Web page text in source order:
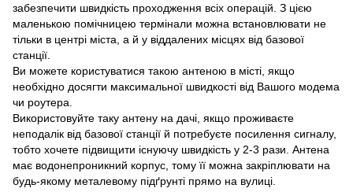
забезпечити швидкість проходження всіх операцій. З цією
маленькою помічницею термінали можна встановлювати не
тільки в центрі міста, а й у віддалених місцях від базової
станції.
Ви можете користуватися такою антеною в місті, якщо
необхідно досягти максимальної швидкості від Вашого модема
чи роутера.
Використовуйте таку антену на дачі, якщо проживаєте
неподалік від базової станції й потребуєте посилення сигналу,
тобто хочете підвищити існуючу швидкість у 2-3 рази. Антена
має водонепроникний корпус, тому її можна закріплювати на
будь-якому металевому підґрунті прямо на вулиці.